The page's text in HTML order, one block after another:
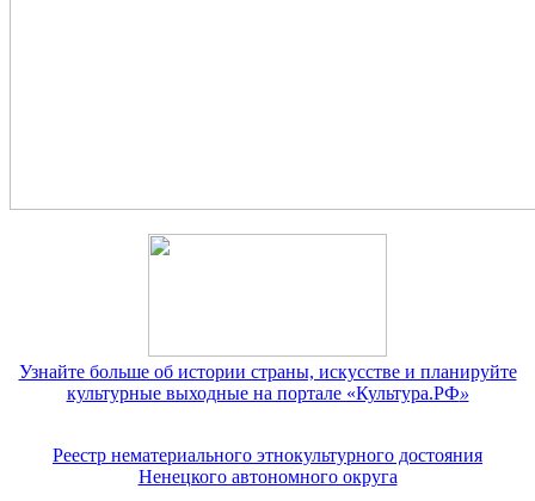
Узнайте больше об истории страны, искусстве и планируйте
культурные выходные на портале «Культура.РФ»
Реестр нематериального этнокультурного достояния
Ненецкого автономного округа